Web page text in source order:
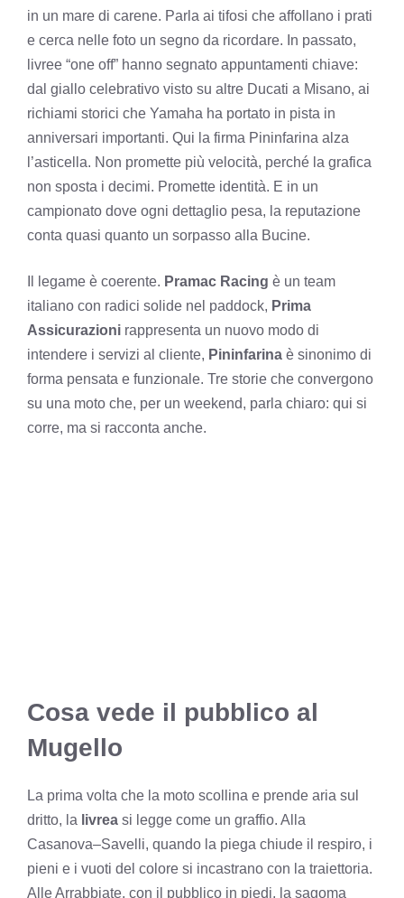
in un mare di carene. Parla ai tifosi che affollano i prati
e cerca nelle foto un segno da ricordare. In passato,
livree “one off” hanno segnato appuntamenti chiave:
dal giallo celebrativo visto su altre Ducati a Misano, ai
richiami storici che Yamaha ha portato in pista in
anniversari importanti. Qui la firma Pininfarina alza
l’asticella. Non promette più velocità, perché la grafica
non sposta i decimi. Promette identità. E in un
campionato dove ogni dettaglio pesa, la reputazione
conta quasi quanto un sorpasso alla Bucine.
Il legame è coerente. Pramac Racing è un team
italiano con radici solide nel paddock, Prima
Assicurazioni rappresenta un nuovo modo di
intendere i servizi al cliente, Pininfarina è sinonimo di
forma pensata e funzionale. Tre storie che convergono
su una moto che, per un weekend, parla chiaro: qui si
corre, ma si racconta anche.
Cosa vede il pubblico al
Mugello
La prima volta che la moto scollina e prende aria sul
dritto, la livrea si legge come un graffio. Alla
Casanova–Savelli, quando la piega chiude il respiro, i
pieni e i vuoti del colore si incastrano con la traiettoria.
Alle Arrabbiate, con il pubblico in piedi, la sagoma